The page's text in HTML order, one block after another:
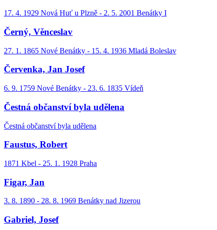
17. 4. 1929 Nová Huť u Plzně - 2. 5. 2001 Benátky I
Černý, Věnceslav
27. 1. 1865 Nové Benátky - 15. 4. 1936 Mladá Boleslav
Červenka, Jan Josef
6. 9. 1759 Nové Benátky - 23. 6. 1835 Vídeň
Čestná občanství byla udělena
Čestná občanství byla udělena
Faustus, Robert
1871 Kbel - 25. 1. 1928 Praha
Figar, Jan
3. 8. 1890 - 28. 8. 1969 Benátky nad Jizerou
Gabriel, Josef